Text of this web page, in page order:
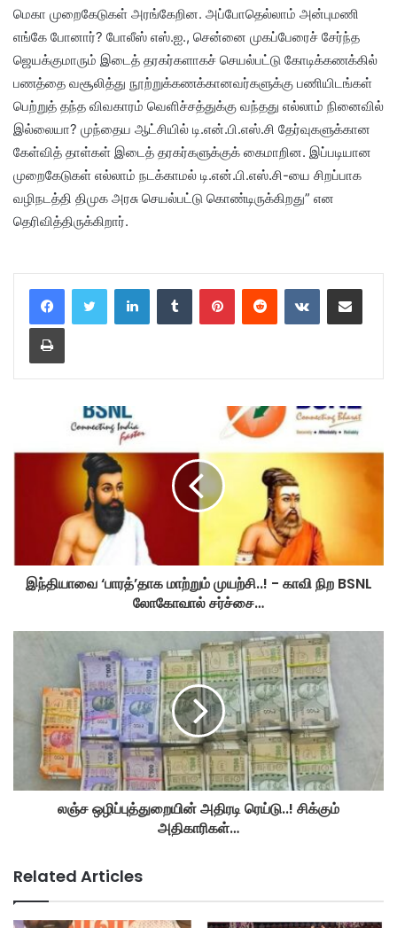
மெகா முறைகேடுகள் அரங்கேறின. அப்போதெல்லாம் அன்புமணி
எங்கே போனார்? போலீஸ் எஸ்.ஐ., சென்னை முகப்பேரைச் சேர்ந்த
ஜெயக்குமாரும் இடைத் தரகர்களாகச் செயல்பட்டு கோடிக்கணக்கில்
பணத்தை வசூலித்து நூற்றுக்கணக்கானவர்களுக்கு பணியிடங்கள்
பெற்றுத் தந்த விவகாரம் வெளிச்சத்துக்கு வந்தது எல்லாம் நினைவில்
இல்லையா? முந்தைய ஆட்சியில் டி.என்.பி.எஸ்.சி தேர்வுகளுக்கான
கேள்வித் தாள்கள் இடைத் தரகர்களுக்குக் கைமாறின. இப்படியான
முறைகேடுகள் எல்லாம் நடக்காமல் டி.என்.பி.எஸ்.சி-யை சிறப்பாக
வழிநடத்தி திமுக அரசு செயல்பட்டு கொண்டிருக்கிறது” என
தெரிவித்திருக்கிறார்.
LinkedInTumblr PinterestReddit VKontakteShare via Email
Print
இந்தியாவை ‘பாரத்’தாக மாற்றும் முயற்சி..! - காவி நிற BSNL
லோகோவால் சர்ச்சை…
லஞ்ச ஒழிப்புத்துறையின் அதிரடி ரெய்டு..! சிக்கும்
அதிகாரிகள்…
Related Articles